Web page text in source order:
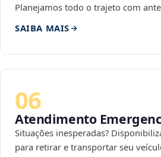
Planejamos todo o trajeto com
SAIBA MAIS
06
Atendimento
Situações inesperadas?
para retirar e transportar seu